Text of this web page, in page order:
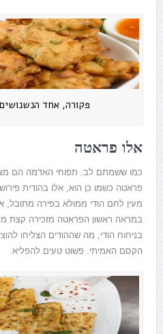
פקורה, אחד
אלו פראטה
כמו ששמתם לב, תפוחי האדמה הם
פראטה כשמו כן הוא, אלו בהודית
מעין לחם הודי ממולא בפירה מתובל,
במראה ראשון הפראטה מזכירה קצת
בניחוח הודי, מה שההודים הצליחו
הקסם האמיתי. פשוט טעים להפליא.